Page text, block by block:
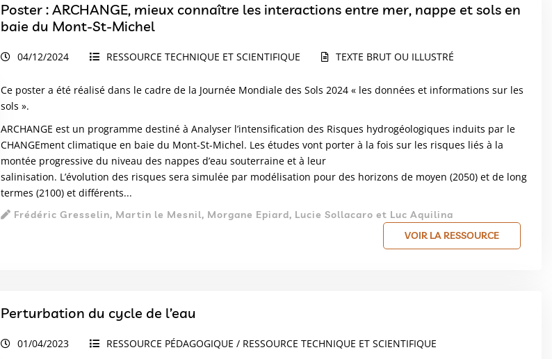
Poster : ARCHANGE, mieux connaître les interactions entre mer, nappe et sols en
baie du Mont-St-Michel
04/12/2024 RESSOURCE TECHNIQUE ET SCIENTIFIQUE TEXTE BRUT OU ILLUSTRÉ
Ce poster a été réalisé dans le cadre de la Journée Mondiale des Sols 2024 « les données et informations sur les
sols ».
ARCHANGE est un programme destiné à Analyser l’intensification des Risques hydrogéologiques induits par le
CHANGEment climatique en baie du Mont-St-Michel. Les études vont porter à la fois sur les risques liés à la
montée progressive du niveau des nappes d’eau souterraine et à leur
salinisation. L’évolution des risques sera simulée par modélisation pour des horizons de moyen (2050) et de long
termes (2100) et différents...
Frédéric Gresselin, Martin le Mesnil, Morgane Epiard, Lucie Sollacaro et Luc Aquilina
VOIR LA RESSOURCE
Perturbation du cycle de l’eau
01/04/2023
RESSOURCE PÉDAGOGIQUE / RESSOURCE TECHNIQUE ET SCIENTIFIQUE